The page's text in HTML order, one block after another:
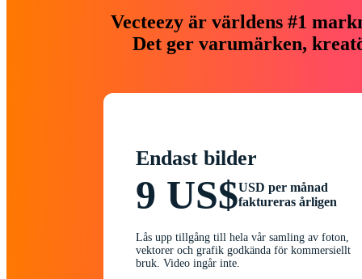
Vecteezy är världens #1
Det ger varumärken,
Endast bilder
9 US$USD per månad
faktureras årligen
Lås upp tillgång till hela vår samling av foton,
vektorer och grafik godkända för kommersiellt
bruk. Video ingår inte.